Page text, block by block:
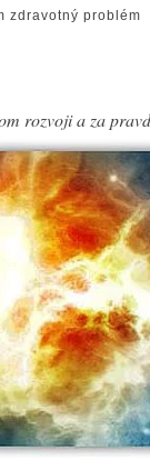
zdravotný problém
rozvoji a za